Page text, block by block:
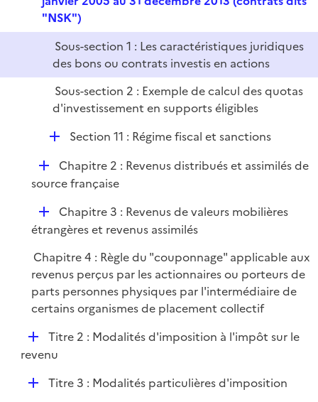
r
l
i
e
r
"NSK")
Sous-section 1 : Les caractéristiques juridiques
des bons ou contrats investis en actions
Sous-section 2 : Exemple de calcul des quotas
d'investissement en supports éligibles
D
p
l
i
e
r
Section 11 : Régime fiscal et sanctions
D
é
i
r
Chapitre 2 : Revenus distribués et assimilés de
source française
D
é
l
i
e
r
Chapitre 3 : Revenus de valeurs mobilières
étrangères et revenus assimilés
Chapitre 4 : Règle du "couponnage" applicable aux
revenus perçus par les actionnaires ou porteurs de
parts personnes physiques par l'intermédiaire de
certains organismes de placement collectif
D
é
Titre 2 : Modalités d'imposition à l'impôt sur le
revenu
DTitre 3 : Modalités particulières d'imposition